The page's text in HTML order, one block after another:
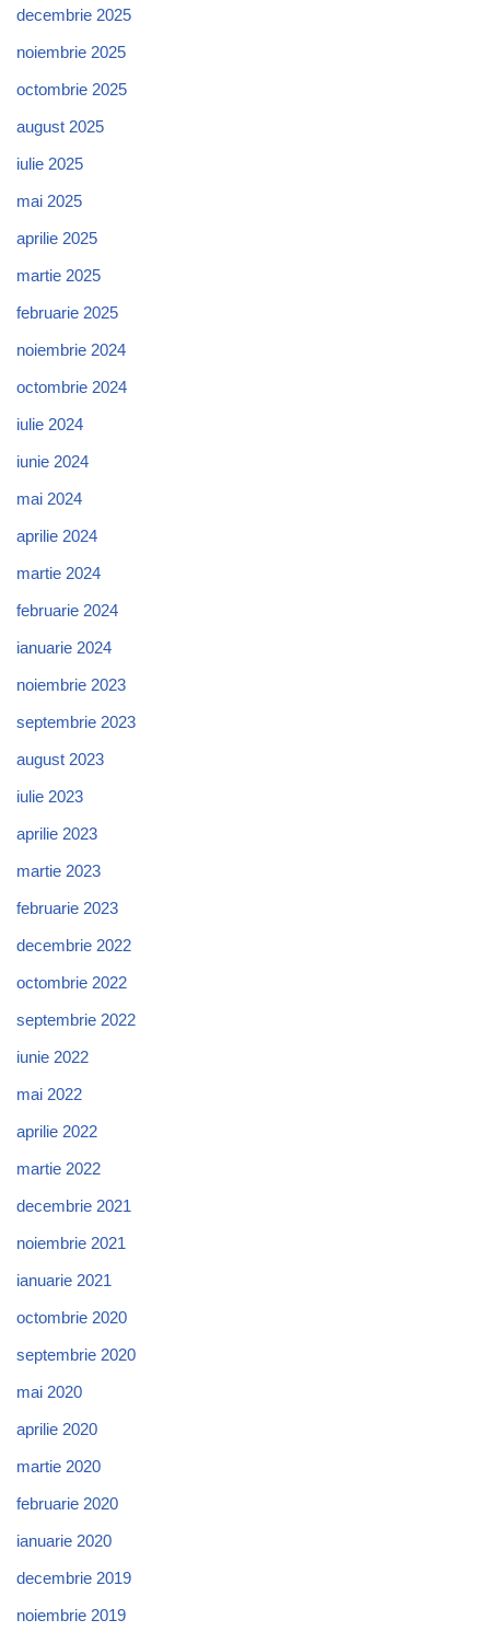
decembrie 2025
noiembrie 2025
octombrie 2025
august 2025
iulie 2025
mai 2025
aprilie 2025
martie 2025
februarie 2025
noiembrie 2024
octombrie 2024
iulie 2024
iunie 2024
mai 2024
aprilie 2024
martie 2024
februarie 2024
ianuarie 2024
noiembrie 2023
septembrie 2023
august 2023
iulie 2023
aprilie 2023
martie 2023
februarie 2023
decembrie 2022
octombrie 2022
septembrie 2022
iunie 2022
mai 2022
aprilie 2022
martie 2022
decembrie 2021
noiembrie 2021
ianuarie 2021
octombrie 2020
septembrie 2020
mai 2020
aprilie 2020
martie 2020
februarie 2020
ianuarie 2020
decembrie 2019
noiembrie 2019